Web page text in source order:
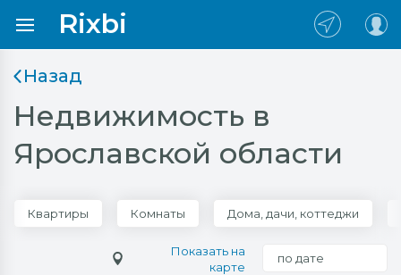
Rixbi
Назад
Недвижимость в
Ярославской области
Квартиры Комнаты Дома, дачи, коттеджи
Показать на
карте
по дате